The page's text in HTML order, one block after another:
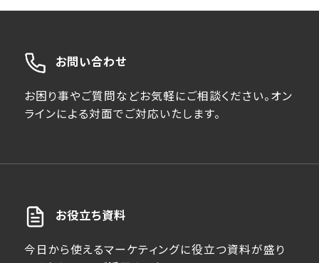
お問い合わせ
お困り事やご質問などお気軽にご相談ください。オン
ラインによる対面でご対応いたします。
お役立ち資料
今日から使えるマーケティングに役立つ資料が盛り